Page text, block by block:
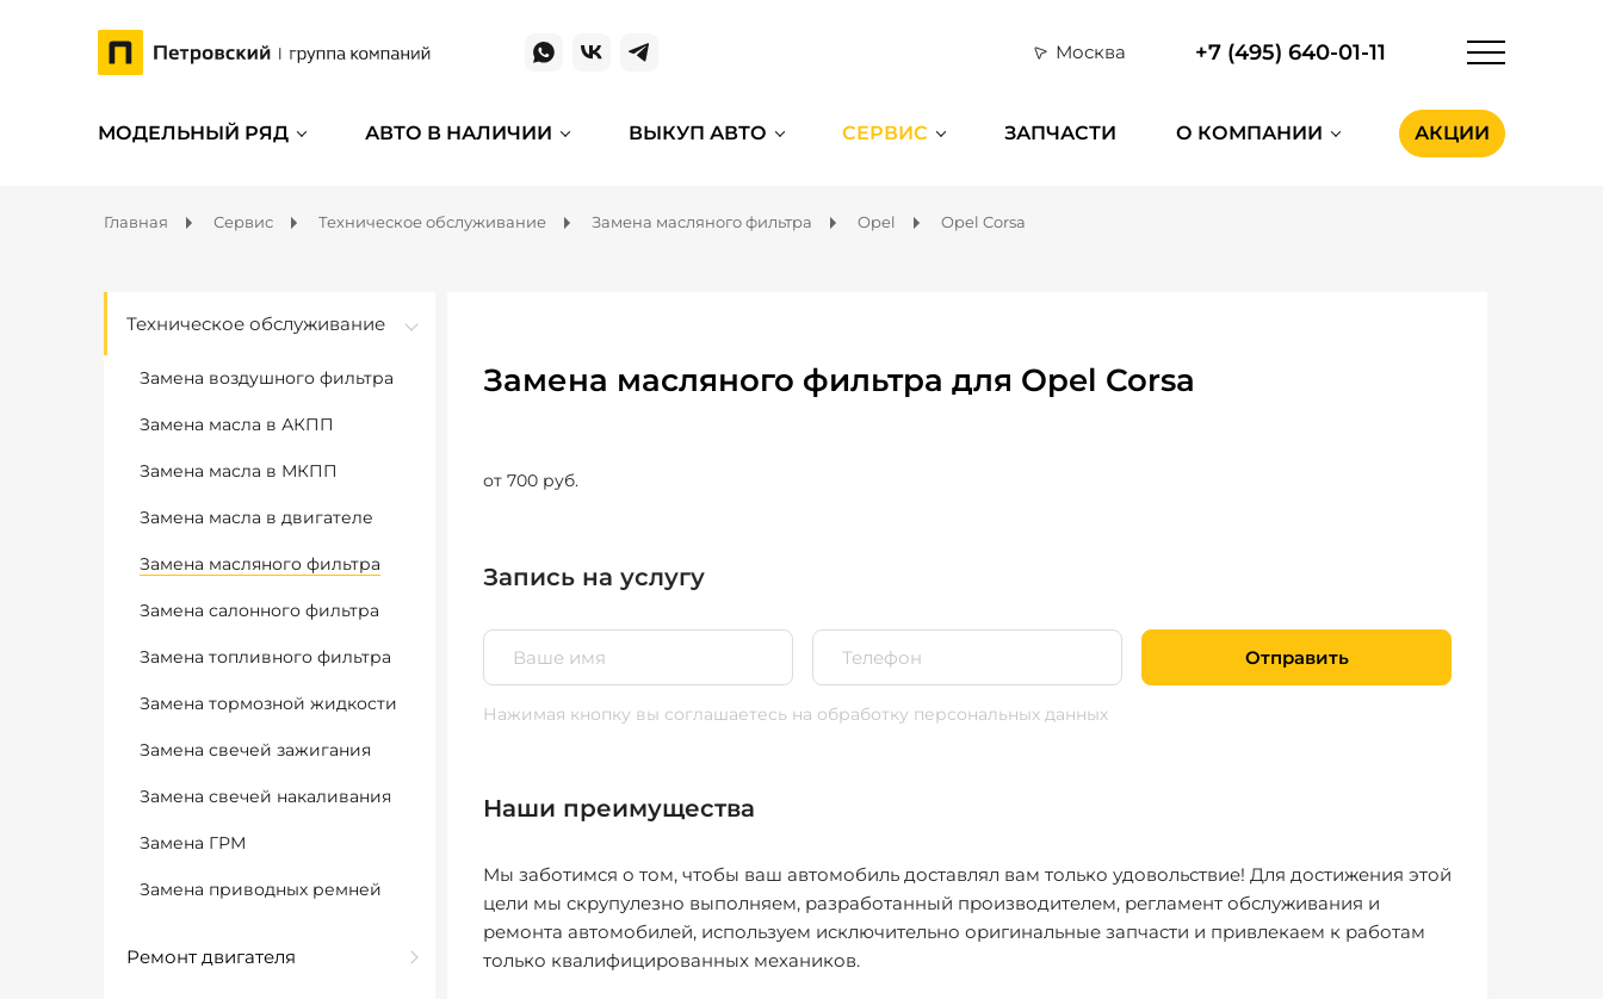
Москва +7 (495) 640-01-11
МОДЕЛЬНЫЙ РЯД АВТО В НАЛИЧИИ ВЫКУП АВТО СЕРВИС ЗАПЧАСТИ О КОМПАНИИ АКЦИИ
Главная Сервис Техническое обслуживание Замена масляного фильтра Opel Opel Corsa
Техническое обслуживание
Замена воздушного фильтра
Замена масла в АКПП
Замена масла в МКПП
Замена масла в двигателе
Замена масляного фильтра
Замена салонного фильтра
Замена топливного фильтра
Замена тормозной жидкости
Замена свечей зажигания
Замена свечей накаливания
Замена ГРМ
Замена приводных ремней
Ремонт двигателя
Замена масляного фильтра для Opel Corsa
от 700 руб.
Запись на услугу
Отправить
Нажимая кнопку вы соглашаетесь на обработку персональных данных
Наши преимущества
Мы заботимся о том, чтобы ваш автомобиль доставлял вам только удовольствие! Для достижения этой
цели мы скрупулезно выполняем, разработанный производителем, регламент обслуживания и
ремонта автомобилей, используем исключительно оригинальные запчасти и привлекаем к работам
только квалифицированных механиков.